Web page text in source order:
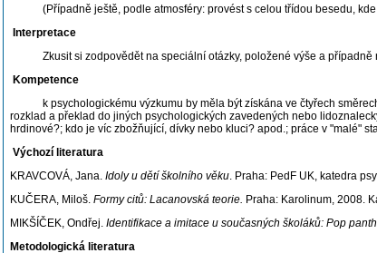
(Případně ještě, podle atmosféry: provést s celou třídou besedu, kde
Interpretace
Zkusit si zodpovědět na speciální otázky, položené výše a případně
Kompetence
k psychologickému výzkumu by měla být získána ve čtyřech směrech:
rozklad a překlad do jiných psychologických zavedených nebo
hrdinové?; kdo je víc zbožňující, dívky nebo kluci? apod.; práce v "malé"
Výchozí literatura
KRAVCOVÁ, Jana. Idoly u dětí školního věku. Praha: PedF UK, katedra
KUČERA, Miloš. Formy citů: Lacanovská teorie. Praha: Karolinum, 2008.
MIKŠÍČEK, Ondřej. Identifikace a imitace u současných školáků: Pop
Metodologická literatura